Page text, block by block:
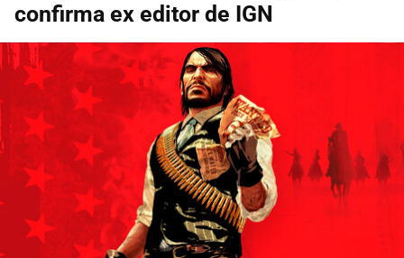
confirma ex editor de IGN